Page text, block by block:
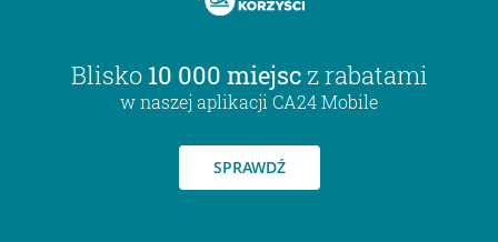
Blisko 10 000 miejsc z rabatami
w naszej aplikacji CA24 Mobile
SPRAWDŹ